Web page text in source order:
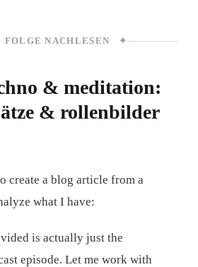
NACHLESEN ✦
& meditation:
& rollenbilder
create a blog article from a
what I have:
is actually just the
episode. Let me work with